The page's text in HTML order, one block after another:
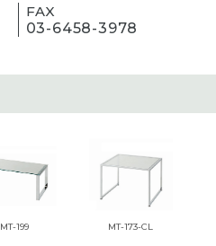
FAX
03-6458-3978
MT-199 MT-173-CL